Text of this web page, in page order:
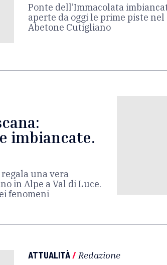
Ponte dell’Immacolata
aperte da oggi le prime piste
Abetone Cutigliano
imbiancate.
una vera
in Alpe a Val di Luce.
fenomeni
ATTUALITÀ/ Redazione